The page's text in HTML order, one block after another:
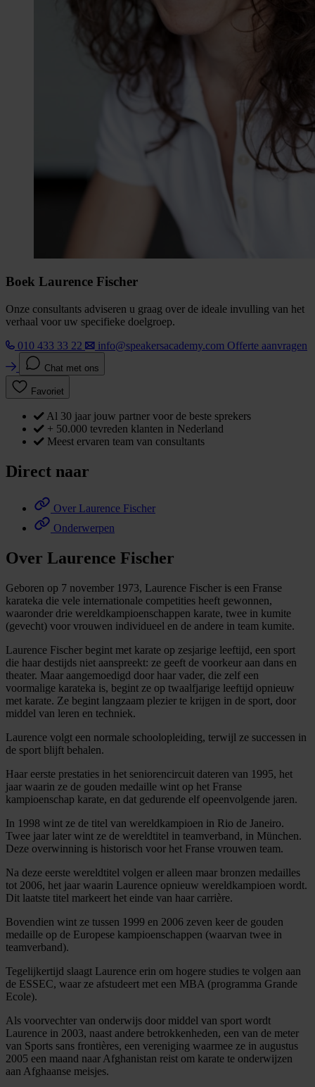
Boek Laurence Fischer
Onze consultants adviseren u graag over de ideale invulling van het
verhaal voor uw specifieke doelgroep.
010 433 33 22
info@speakersacademy.com Offerte aanvragen
Chat met ons
Favoriet
Al 30 jaar jouw partner voor de beste sprekers
+ 50.000 tevreden klanten in Nederland
Meest ervaren team van consultants
Direct naar
Over Laurence Fischer
Onderwerpen
Over Laurence Fischer
Geboren op 7 november 1973, Laurence Fischer is een Franse
karateka die vele internationale competities heeft gewonnen,
waaronder drie wereldkampioenschappen karate, twee in kumite
(gevecht) voor vrouwen individueel en de andere in team kumite.
Laurence Fischer begint met karate op zesjarige leeftijd, een sport
die haar destijds niet aanspreekt: ze geeft de voorkeur aan dans en
theater. Maar aangemoedigd door haar vader, die zelf een
voormalige karateka is, begint ze op twaalfjarige leeftijd opnieuw
met karate. Ze begint langzaam plezier te krijgen in de sport, door
middel van leren en techniek.
Laurence volgt een normale schoolopleiding, terwijl ze successen in
de sport blijft behalen.
Haar eerste prestaties in het seniorencircuit dateren van 1995, het
jaar waarin ze de gouden medaille wint op het Franse
kampioenschap karate, en dat gedurende elf opeenvolgende jaren.
In 1998 wint ze de titel van wereldkampioen in Rio de Janeiro.
Twee jaar later wint ze de wereldtitel in teamverband, in München.
Deze overwinning is historisch voor het Franse vrouwen team.
Na deze eerste wereldtitel volgen er alleen maar bronzen medailles
tot 2006, het jaar waarin Laurence opnieuw wereldkampioen wordt.
Dit laatste titel markeert het einde van haar carrière.
Bovendien wint ze tussen 1999 en 2006 zeven keer de gouden
medaille op de Europese kampioenschappen (waarvan twee in
teamverband).
Tegelijkertijd slaagt Laurence erin om hogere studies te volgen aan
de ESSEC, waar ze afstudeert met een MBA (programma Grande
Ecole).
Als voorvechter van onderwijs door middel van sport wordt
Laurence in 2003, naast andere betrokkenheden, een van de meter
van Sports sans frontières, een vereniging waarmee ze in augustus
2005 een maand naar Afghanistan reist om karate te onderwijzen
aan Afghaanse meisjes.